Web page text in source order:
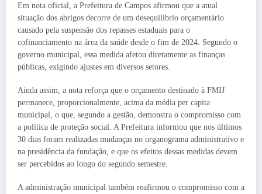
Em nota oficial, a Prefeitura de Campos afirmou que a atual
situação dos abrigos decorre de um desequilíbrio orçamentário
causado pela suspensão dos repasses estaduais para o
cofinanciamento na área da saúde desde o fim de 2024. Segundo o
governo municipal, essa medida afetou diretamente as finanças
públicas, exigindo ajustes em diversos setores.
Ainda assim, a nota reforça que o orçamento destinado à FMIJ
permanece, proporcionalmente, acima da média per capita
municipal, o que, segundo a gestão, demonstra o compromisso com
a política de proteção social. A Prefeitura informou que nos últimos
30 dias foram realizadas mudanças no organograma administrativo e
na presidência da fundação, e que os efeitos dessas medidas devem
ser percebidos ao longo do segundo semestre.
A administração municipal também reafirmou o compromisso com a